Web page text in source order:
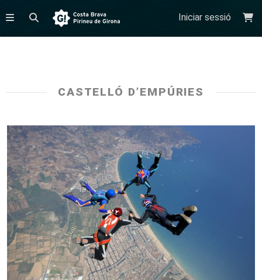
Iniciar sessió
CASTELLÓ D’EMPÚRIES